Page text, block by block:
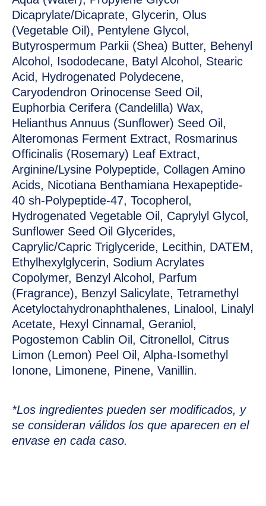
Dicaprylate/Dicaprate, Glycerin, Olus
(Vegetable Oil), Pentylene Glycol,
Butyrospermum Parkii (Shea) Butter, Behenyl
Alcohol, Isododecane, Batyl Alcohol, Stearic
Acid, Hydrogenated Polydecene,
Caryodendron Orinocense Seed Oil,
Euphorbia Cerifera (Candelilla) Wax,
Helianthus Annuus (Sunflower) Seed Oil,
Alteromonas Ferment Extract, Rosmarinus
Officinalis (Rosemary) Leaf Extract,
Arginine/Lysine Polypeptide, Collagen Amino
Acids, Nicotiana Benthamiana Hexapeptide-
40 sh-Polypeptide-47, Tocopherol,
Hydrogenated Vegetable Oil, Caprylyl Glycol,
Sunflower Seed Oil Glycerides,
Caprylic/Capric Triglyceride, Lecithin, DATEM,
Ethylhexylglycerin, Sodium Acrylates
Copolymer, Benzyl Alcohol, Parfum
(Fragrance), Benzyl Salicylate, Tetramethyl
Acetyloctahydronaphthalenes, Linalool, Linalyl
Acetate, Hexyl Cinnamal, Geraniol,
Pogostemon Cablin Oil, Citronellol, Citrus
Limon (Lemon) Peel Oil, Alpha-Isomethyl
Ionone, Limonene, Pinene, Vanillin.
*Los ingredientes pueden ser modificados, y
se consideran válidos los que aparecen en el
envase en cada caso.